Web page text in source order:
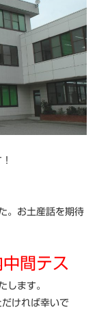
。お土産話を期待
中間テス
します。
ければ幸いで